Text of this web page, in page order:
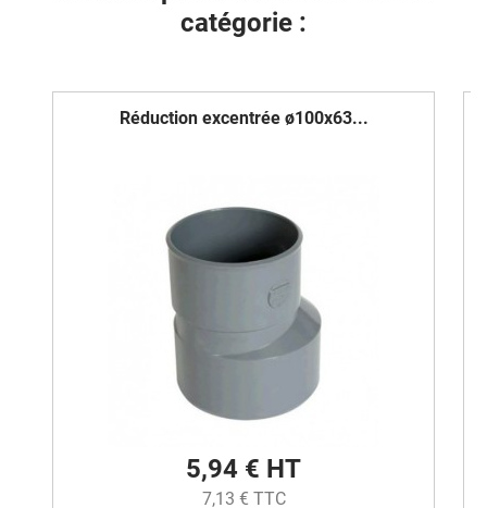
catégorie :
Réduction excentrée ø100x63...
5,94 € HT
7,13 € TTC